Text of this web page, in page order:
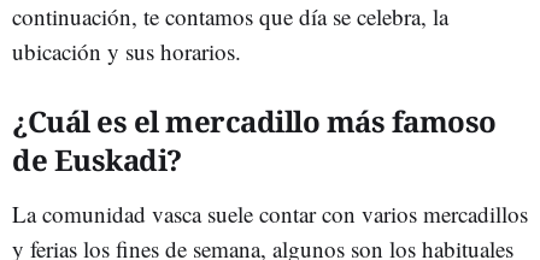
continuación, te contamos que día se celebra, la
ubicación y sus horarios.
¿Cuál es el mercadillo más famoso
de Euskadi?
La comunidad vasca suele contar con varios mercadillos
y ferias los fines de semana, algunos son los habituales